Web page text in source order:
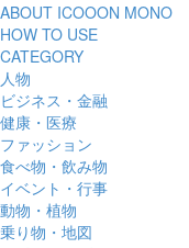
ABOUT ICOOON MONO
HOW TO USE
CATEGORY
人物
ビジネス・金融
健康・医療
ファッション
食べ物・飲み物
イベント・行事
動物・植物
乗り物・地図